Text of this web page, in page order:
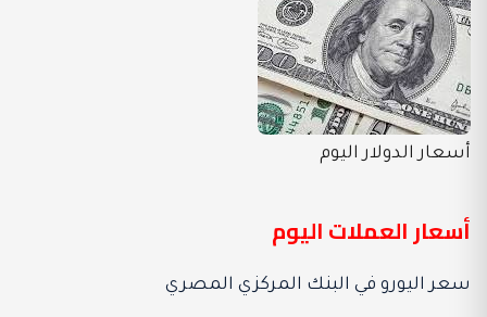
أسعار الدولار اليوم
أسعار العملات اليوم
سعر اليورو في البنك المركزي المصري